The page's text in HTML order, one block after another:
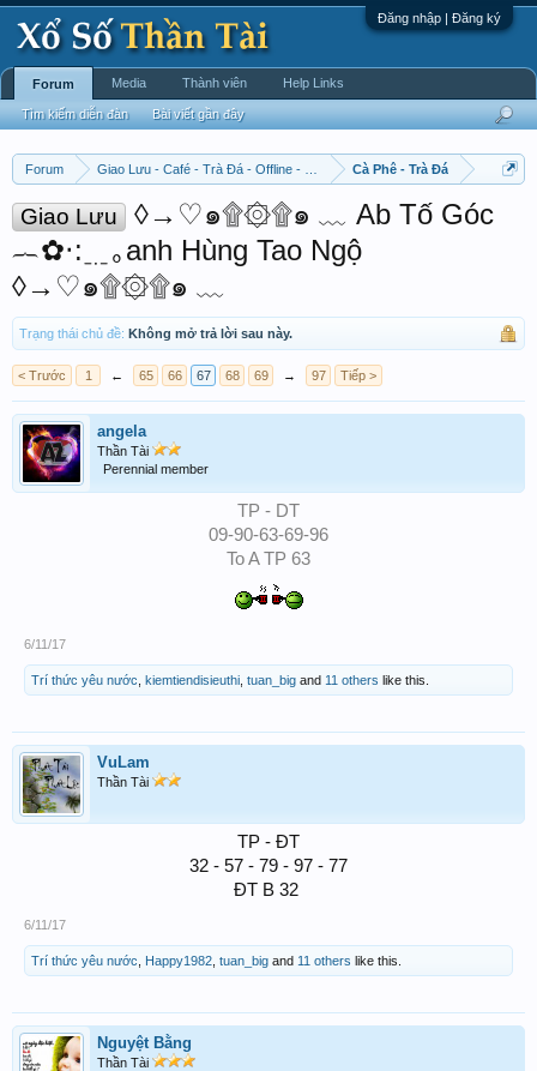
Đăng nhập | Đăng ký
Forum Giao Lưu - Café - Trà Đá - Offline - Tỉnh Tò Hihi!Cà Phê - Trà Đá
Giao Lưu
◊→♡๑۩۞۩๑ ﹏ Ab Tố Góc
︷✿‧:﹎｡anh Hùng Tao Ngộ
◊→♡๑۩۞۩๑ ﹏
Trạng thái chủ đề: Không mở trả lời sau này.
< Trước 1 ← 65 66 67 68 69 → 97 Tiếp >
angela
Thần Tài
Perennial member
TP - DT
09-90-63-69-96
To A TP 63
6/11/17
Trí thức yêu nước kiemtiendisieuthi tuan_big and 11 others like this.
VuLam
Thần Tài
TP - ĐT
32 - 57 - 79 - 97 - 77
ĐT B 32 ​
6/11/17
Trí thức yêu nước Happy1982 tuan_big and 11 others like this.
Nguyệt Bằng
Thần Tài
Forum
Tìm kiếm diễn đàn Bài viết gần đây
Media Thành viên Help Links